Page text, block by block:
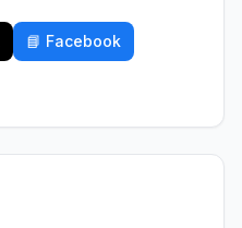
📘 Facebook